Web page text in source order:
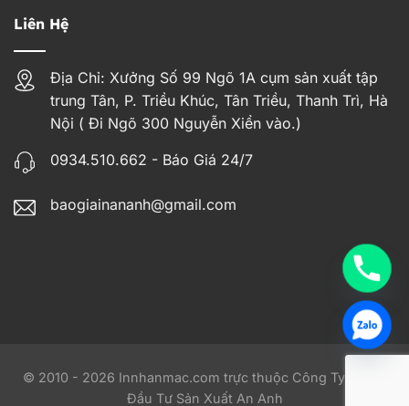
Liên Hệ
Địa Chỉ: Xưởng Số 99 Ngõ 1A cụm sản xuất tập
trung Tân, P. Triều Khúc, Tân Triều, Thanh Trì, Hà
Nội ( Đi Ngõ 300 Nguyễn Xiển vào.)
0934.510.662 - Báo Giá 24/7
baogiainananh@gmail.com
© 2010 - 2026 Innhanmac.com trực thuộc Công Ty TNHH
Đầu Tư Sản Xuất An Anh